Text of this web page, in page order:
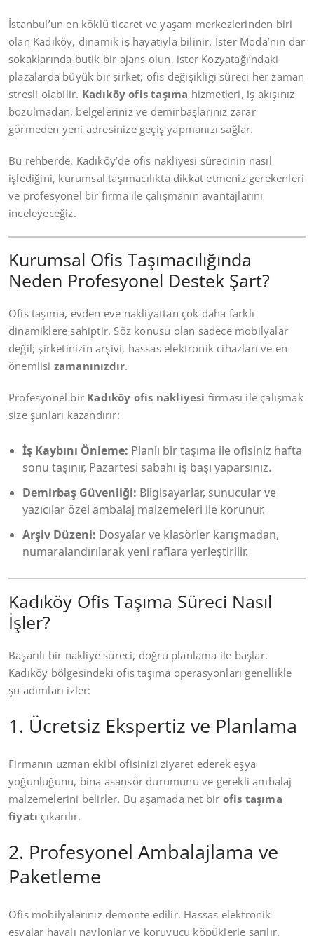
İstanbul’un en köklü ticaret ve yaşam merkezlerinden biri
olan Kadıköy, dinamik iş hayatıyla bilinir. İster Moda’nın dar
sokaklarında butik bir ajans olun, ister Kozyatağı’ndaki
plazalarda büyük bir şirket; ofis değişikliği süreci her zaman
stresli olabilir. Kadıköy ofis taşıma hizmetleri, iş akışınız
bozulmadan, belgeleriniz ve demirbaşlarınız zarar
görmeden yeni adresinize geçiş yapmanızı sağlar.
Bu rehberde, Kadıköy’de ofis nakliyesi sürecinin nasıl
işlediğini, kurumsal taşımacılıkta dikkat etmeniz gerekenleri
ve profesyonel bir firma ile çalışmanın avantajlarını
inceleyeceğiz.
Kurumsal Ofis Taşımacılığında
Neden Profesyonel Destek Şart?
Ofis taşıma, evden eve nakliyattan çok daha farklı
dinamiklere sahiptir. Söz konusu olan sadece mobilyalar
değil; şirketinizin arşivi, hassas elektronik cihazları ve en
önemlisi zamanınızdır.
Profesyonel bir Kadıköy ofis nakliyesi firması ile çalışmak
size şunları kazandırır:
İş Kaybını Önleme: Planlı bir taşıma ile ofisiniz hafta
sonu taşınır, Pazartesi sabahı iş başı yaparsınız.
Demirbaş Güvenliği: Bilgisayarlar, sunucular ve
yazıcılar özel ambalaj malzemeleri ile korunur.
Arşiv Düzeni: Dosyalar ve klasörler karışmadan,
numaralandırılarak yeni raflara yerleştirilir.
Kadıköy Ofis Taşıma Süreci Nasıl
İşler?
Başarılı bir nakliye süreci, doğru planlama ile başlar.
Kadıköy bölgesindeki ofis taşıma operasyonları genellikle
şu adımları izler:
1. Ücretsiz Ekspertiz ve Planlama
Firmanın uzman ekibi ofisinizi ziyaret ederek eşya
yoğunluğunu, bina asansör durumunu ve gerekli ambalaj
malzemelerini belirler. Bu aşamada net bir ofis taşıma
fiyatı çıkarılır.
2. Profesyonel Ambalajlama ve
Paketleme
Ofis mobilyalarınız demonte edilir. Hassas elektronik
eşyalar havalı naylonlar ve koruyucu köpüklerle sarılır.